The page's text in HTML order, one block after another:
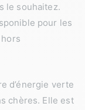
le souhaitez.
pour les
d’énergie verte
chères. Elle est